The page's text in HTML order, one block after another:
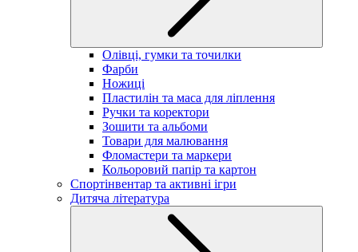
Олівці, гумки та точилки
Фарби
Ножиці
Пластилін та маса для ліплення
Ручки та коректори
Зошити та альбоми
Товари для малювання
Фломастери та маркери
Кольоровий папір та картон
Спортінвентар та активні ігри
Дитяча література